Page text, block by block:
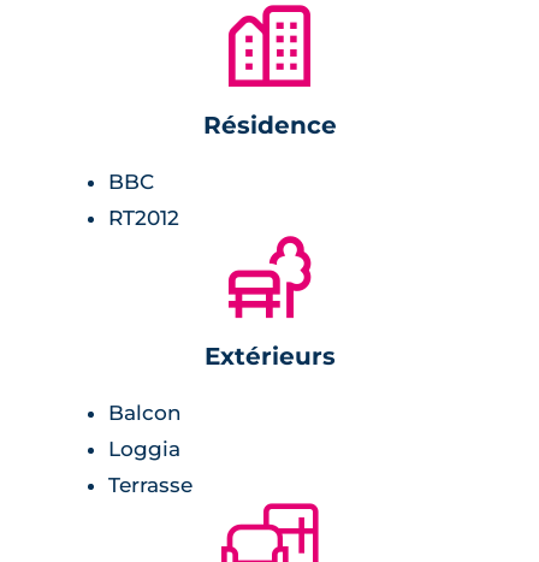
L'enceinte de la résidence est parfaitement
biais d'un badge d'accès ou d'un digicode.
Les appartements, quant à eux, disposent de
portes palières avec des serrures trois points.
🏙
Résidence
BBC
RT2012
🌲
Extérieurs
Balcon
Loggia
Terrasse
🛋